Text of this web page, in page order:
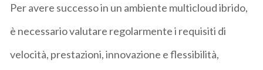
Per avere successo in un ambiente multicloud ibrido,
è necessario valutare regolarmente i requisiti di
velocità, prestazioni, innovazione e flessibilità,